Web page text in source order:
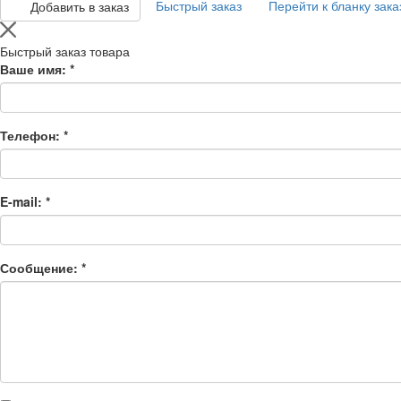
Добавить в заказ Быстрый заказ Перейти к бланку
Быстрый заказ товара
Ваше имя: *
Телефон: *
E-mail: *
Сообщение: *